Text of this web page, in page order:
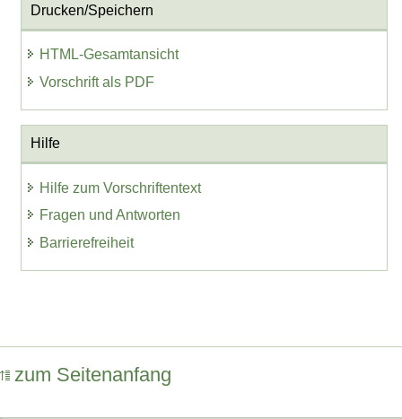
Drucken/Speichern
HTML-Gesamtansicht
Vorschrift als PDF
Hilfe
Hilfe zum Vorschriftentext
Fragen und Antworten
Barrierefreiheit
zum Seitenanfang